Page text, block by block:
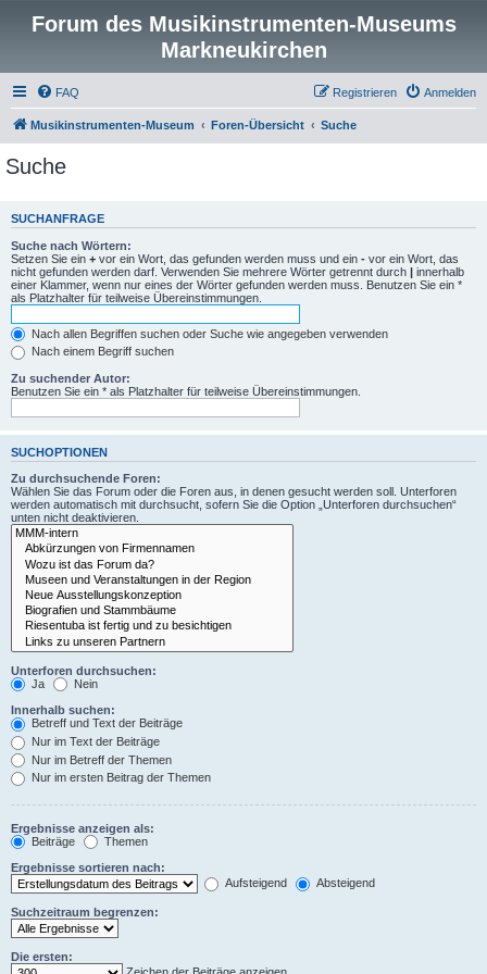
Forum des Musikinstrumenten-Museums
Markneukirchen
FAQ Anmelden
Registrieren
Musikinstrumenten-Museum Foren-Übersicht Suche
Suche
SUCHANFRAGE
Suche nach Wörtern:
Setzen Sie ein + vor ein Wort, das gefunden werden muss und ein - vor ein Wort, das
nicht gefunden werden darf. Verwenden Sie mehrere Wörter getrennt durch | innerhalb
einer Klammer, wenn nur eines der Wörter gefunden werden muss. Benutzen Sie ein *
als Platzhalter für teilweise Übereinstimmungen.
Nach allen Begriffen suchen oder Suche wie angegeben verwenden
Nach einem Begriff suchen
Zu suchender Autor:
Benutzen Sie ein * als Platzhalter für teilweise Übereinstimmungen.
SUCHOPTIONEN
Zu durchsuchende Foren:
Wählen Sie das Forum oder die Foren aus, in denen gesucht werden soll. Unterforen
werden automatisch mit durchsucht, sofern Sie die Option „Unterforen durchsuchen“
unten nicht deaktivieren.
Unterforen durchsuchen:
Ja
Nein
Innerhalb suchen:
Betreff und Text der Beiträge
Nur im Text der Beiträge
Nur im Betreff der Themen
Nur im ersten Beitrag der Themen
Ergebnisse anzeigen als:
Beiträge
Themen
Ergebnisse sortieren nach:
Aufsteigend
Absteigend
Suchzeitraum begrenzen:
Die ersten: